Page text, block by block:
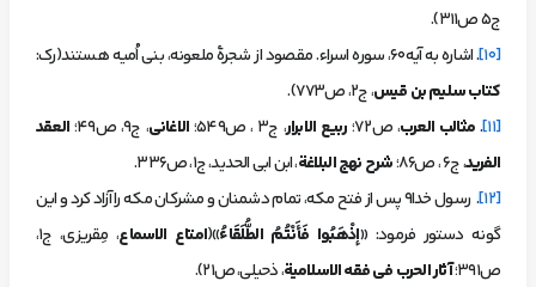
ج5 ص311).
[10]
. اشاره به آیه60، سوره اسراء. مقصود از شجرۀ ملعونه، بنی اُمیه هستند(رک:
کتاب سلیم بن قیس، ج2، ص773).
[11]
.مثالب العرب، ص72؛ ربیع الابرار، ج3 ، ص549؛ الاغانی، ج9، ص49؛
العقد
الفرید، ج6 ، ص86؛ شرح نهج البلاغة، ابن ابی الحدید، ج1، ص336.
[12]
. رسول خدا9 پس از فتح مکه، تمام دشمنان و مشرکان مکه را آزاد کرد و این
گونه دستور فرمود: «إذْهَبُوا فَأَنْتُمُ‏ الطُّلَقَاءُ»(امتاع الاسماع
، مِقریزی، ج۱،
ص391؛
آثار الحرب فی فقه الاسلامیة، ذحیلی، ص۲۱).